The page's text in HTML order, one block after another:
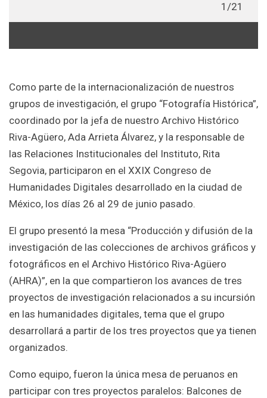
2/21
Como parte de la internacionalización de nuestros
grupos de investigación, el grupo “Fotografía Histórica”,
coordinado por la jefa de nuestro Archivo Histórico
Riva-Agüero, Ada Arrieta Álvarez, y la responsable de
las Relaciones Institucionales del Instituto, Rita
Segovia, participaron en el XXIX Congreso de
Humanidades Digitales desarrollado en la ciudad de
México, los días 26 al 29 de junio pasado.
El grupo presentó la mesa “Producción y difusión de la
investigación de las colecciones de archivos gráficos y
fotográficos en el Archivo Histórico Riva-Agüero
(AHRA)”, en la que compartieron los avances de tres
proyectos de investigación relacionados a su incursión
en las humanidades digitales, tema que el grupo
desarrollará a partir de los tres proyectos que ya tienen
organizados.
Como equipo, fueron la única mesa de peruanos en
participar con tres proyectos paralelos: Balcones de